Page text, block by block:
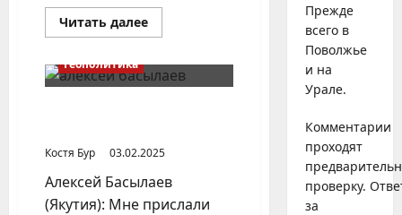
Читать далееПрочитать
больше
для
учителей
Геополитика
Костя Бур
03.02.2025
Алексей Басылаев
(Якутия): Мне прислали
Прежде
всего в
Поволжье
и на
Урале.
Комментарии
проходят
проверку.
за